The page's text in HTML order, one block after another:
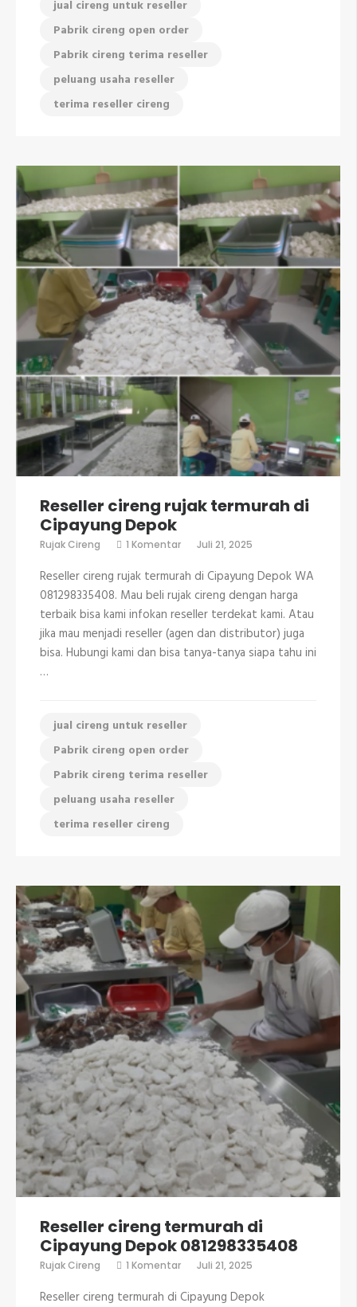
jual cireng untuk reseller
Pabrik cireng open order
Pabrik cireng terima reseller
peluang usaha reseller
terima reseller cireng
Reseller cireng rujak termurah di
Cipayung Depok
Rujak Cireng 1 Komentarpada
cireng
rujak
termurah
Cipayung
Depok
Juli 21, 2025
Reseller cireng rujak termurah di Cipayung Depok WA
081298335408. Mau beli rujak cireng dengan harga
terbaik bisa kami infokan reseller terdekat kami. Atau
jika mau menjadi reseller (agen dan distributor) juga
bisa. Hubungi kami dan bisa tanya-tanya siapa tahu ini
…
jual cireng untuk reseller
Pabrik cireng open order
Pabrik cireng terima reseller
peluang usaha reseller
terima reseller cireng
Reseller cireng termurah di
Cipayung Depok 081298335408
Rujak Cireng 1 Komentarpada
termurah
Juli 21, 2025
Reseller cireng termurah di Cipayung Depok